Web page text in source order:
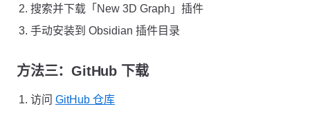
搜索并下载「New 3D Graph」插件
手动安装到 Obsidian 插件目录
方法三：GitHub 下载
访问 GitHub 仓库